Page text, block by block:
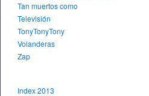
Tan muertos como
Televisión
TonyTonyTony
Volanderas
Zap
Index 2013